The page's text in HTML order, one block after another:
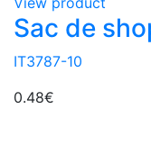
Sac de
IT3787-10
0.48€